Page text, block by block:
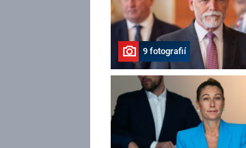
9 fotografií